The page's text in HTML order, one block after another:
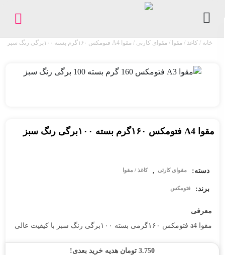
خانه /کاغذ / مقوا /مقوای کارتی / مقوا A4 فتومکس ۱۶۰گرم بسته ۱۰۰برگی رنگ سبز
مقوا A4 فتومکس ۱۶۰گرم بسته ۱۰۰برگی رنگ سبز
دسته: مقوای کارتی , کاغذ / مقوا
برند: فتومکس
معرفی
مقوا a4 فتومکس ۱۶۰گرمی بسته ۱۰۰برگی رنگ سبز با کیفیت عالی
3.750 تومان هدیه خرید بعدی!
بایگانی
فروشگاه
پیگیری
سفارشات